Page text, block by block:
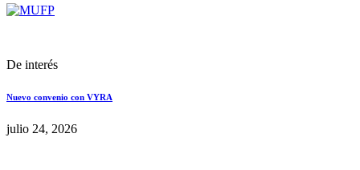
De interés
Nuevo convenio con VYRA
julio 24, 2026